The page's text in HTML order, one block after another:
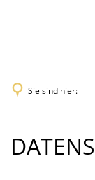
Sie sind hier: